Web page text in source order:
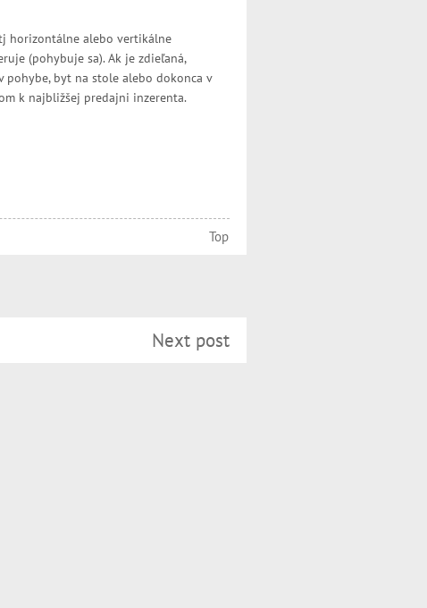
horizontálne alebo vertikálne
(pohybuje sa). Ak je zdieľaná,
byt na stole alebo dokonca v
k najbližšej predajni inzerenta.
Top
Next post